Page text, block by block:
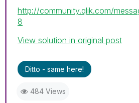
http://community.qlik.com/
8
View solution in original post
Ditto - same here!
484 Views